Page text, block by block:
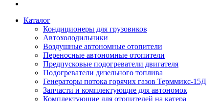
Каталог
Кондиционеры для грузовиков
Автохолодильники
Воздушные автономные отопители
Переносные автономные отопители
Предпусковые подогреватели двигателя
Подогреватели дизельного топлива
Генераторы потока горячих газов Терммикс-15Д
Запчасти и комплектующие для автономок
Комплектующие для отопителей на катера